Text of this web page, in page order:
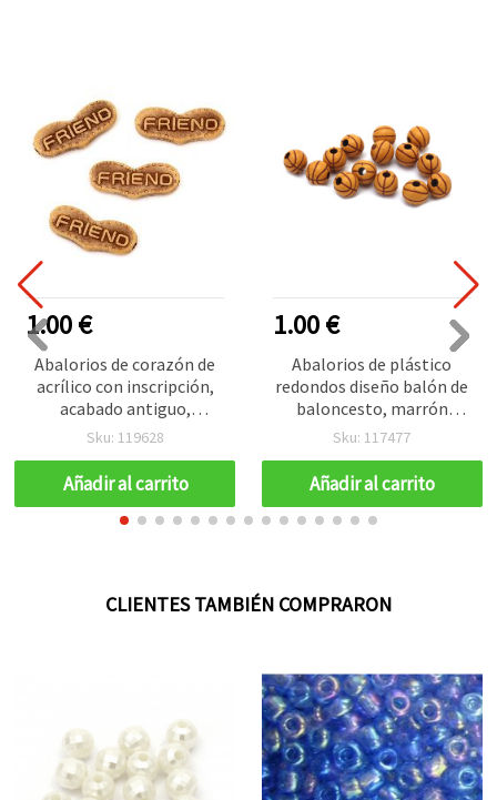
1.00 €
Abalorios de corazón de
acrílico con inscripción,
acabado antiguo,
24,5×10×4 mm, agujero 2
uds.)
Sku: 119628
Añadir al carrito
1.00 €
Abalorios de plástico
redondos diseño balón de
baloncesto, marrón
antiguo, 11x11 mm,
(~65 uds)
Sku: 117477
Añadir al carrito
CLIENTES TAMBIÉN COMPRARON